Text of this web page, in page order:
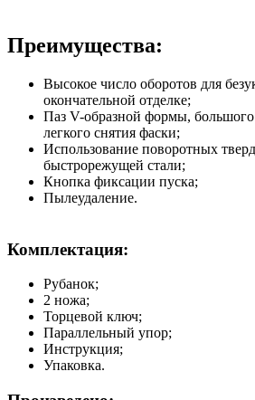
Преимущества:
Высокое число оборотов для
окончательной отделке;
Паз V-образной формы, большого
легкого снятия фаски;
Использование поворотных
быстрорежущей стали;
Кнопка фиксации пуска;
Пылеудаление.
Комплектация:
Рубанок;
2 ножа;
Торцевой ключ;
Параллельный упор;
Инструкция;
Упаковка.